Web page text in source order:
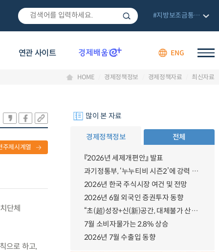
연관 사이트 ENG
#지방보조금통합관리망
HOME 경제정책정보 경제정책자료 최신자료
주제시계열
단체
으로 하고,
많이 본 자료
경제정책정보 전체
『2026년 세제개편안』 발표
과기정통부, ‘누누티비 시즌2’에 강력 대응 의지 밝혀
2026년 한국 주식시장 여건 및 전망
2026년 6월 외국인 증권투자 동향
“초(超)성장+신(新)공간, 대체불가 산업강국”
7월 소비자물가는 2.8% 상승
2026년 7월 수출입 동향